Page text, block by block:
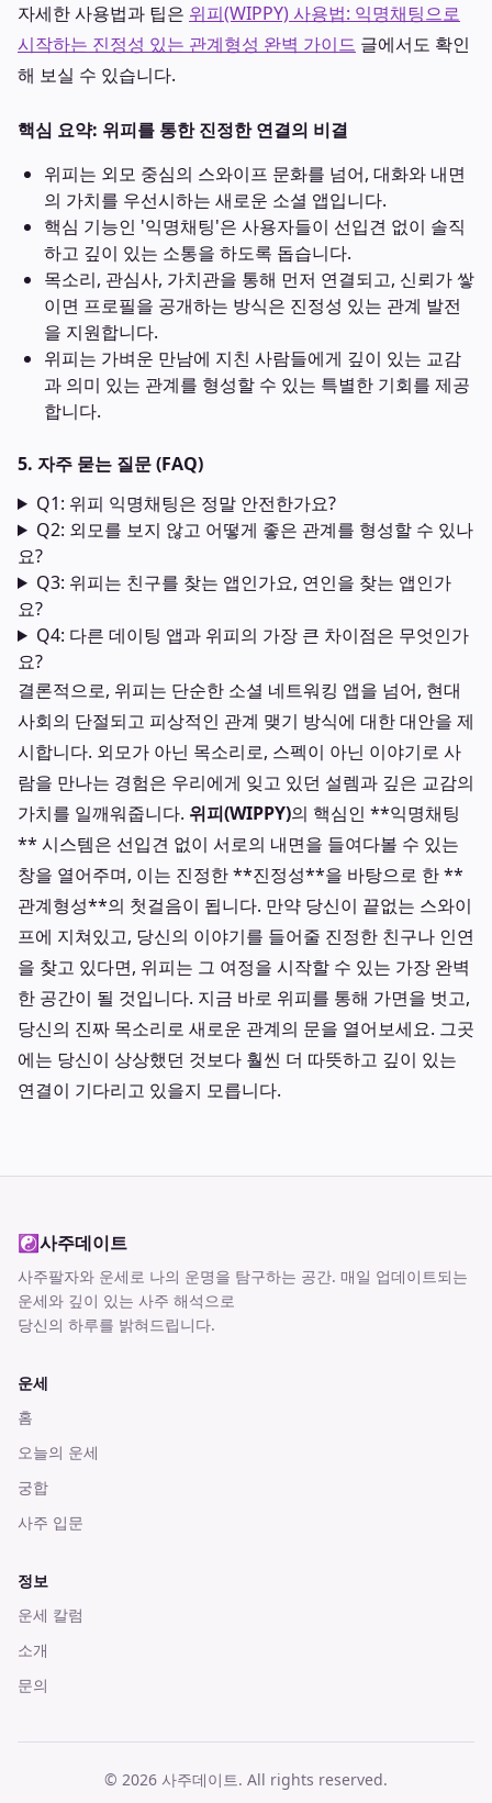
자세한 사용법과 팁은 위피(WIPPY) 사용법: 익명채팅으로
시작하는 진정성 있는 관계형성 완벽 가이드 글에서도 확인
해 보실 수 있습니다.
핵심 요약: 위피를 통한 진정한 연결의 비결
위피는 외모 중심의 스와이프 문화를 넘어, 대화와 내면
의 가치를 우선시하는 새로운 소셜 앱입니다.
핵심 기능인 '익명채팅'은 사용자들이 선입견 없이 솔직
하고 깊이 있는 소통을 하도록 돕습니다.
목소리, 관심사, 가치관을 통해 먼저 연결되고, 신뢰가 쌓
이면 프로필을 공개하는 방식은 진정성 있는 관계 발전
을 지원합니다.
위피는 가벼운 만남에 지친 사람들에게 깊이 있는 교감
과 의미 있는 관계를 형성할 수 있는 특별한 기회를 제공
합니다.
5. 자주 묻는 질문 (FAQ)
Q1: 위피 익명채팅은 정말 안전한가요?
Q2: 외모를 보지 않고 어떻게 좋은 관계를 형성할 수 있나
요?
Q3: 위피는 친구를 찾는 앱인가요, 연인을 찾는 앱인가
요?
Q4: 다른 데이팅 앱과 위피의 가장 큰 차이점은 무엇인가
요?
결론적으로, 위피는 단순한 소셜 네트워킹 앱을 넘어, 현대
사회의 단절되고 피상적인 관계 맺기 방식에 대한 대안을 제
시합니다. 외모가 아닌 목소리로, 스펙이 아닌 이야기로 사
람을 만나는 경험은 우리에게 잊고 있던 설렘과 깊은 교감의
가치를 일깨워줍니다. 위피(WIPPY)의 핵심인 **익명채팅
** 시스템은 선입견 없이 서로의 내면을 들여다볼 수 있는
창을 열어주며, 이는 진정한 **진정성**을 바탕으로 한 **
관계형성**의 첫걸음이 됩니다. 만약 당신이 끝없는 스와이
프에 지쳐있고, 당신의 이야기를 들어줄 진정한 친구나 인연
을 찾고 있다면, 위피는 그 여정을 시작할 수 있는 가장 완벽
한 공간이 될 것입니다. 지금 바로 위피를 통해 가면을 벗고,
당신의 진짜 목소리로 새로운 관계의 문을 열어보세요. 그곳
에는 당신이 상상했던 것보다 훨씬 더 따뜻하고 깊이 있는
연결이 기다리고 있을지 모릅니다.
☯사주데이트
사주팔자와 운세로 나의 운명을 탐구하는 공간. 매일 업데이트되는
운세와 깊이 있는 사주 해석으로
당신의 하루를 밝혀드립니다.
운세
홈
오늘의 운세
궁합
사주 입문
정보
운세 칼럼
소개
문의
© 2026 사주데이트. All rights reserved.